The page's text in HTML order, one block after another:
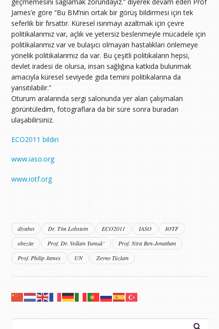
James’e göre “Bu BM’nin ortak bir görüş bildirmesi için tek
seferlik bir fırsattır. Küresel ısınmayı azaltmak için çevre
politikalarımız var, açlık ve yetersiz beslenmeyle mücadele için
politikalarımız var ve bulaşıcı olmayan hastalıkları önlemeye
yönelik politikalarımız da var. Bu çeşitli politikaların hepsi,
devlet iradesi de olursa, insan sağlığına katkıda bulunmak
amacıyla küresel seviyede gıda temini politikalarına da
yansıtılabilir.”
Oturum aralarında sergi salonunda yer alan çalışmaları
görüntüledim, fotograflara da bir süre sonra buradan
ulaşabilirsiniz.
ECO2011 bildiri
www.iaso.org
www.iotf.org
diyabet Dr. Tim Lobstein ECO2011 IASO
IOTF
obezite
Prof. Dr. Volkan Yumuk’
Prof. Nira Ben-Jonathan
Prof. Philip James
UN Zeyno Tüzkan
Arama: